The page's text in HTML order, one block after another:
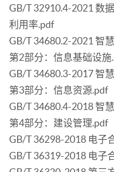
GB/T 32910.4-2021 数
利用率.pdf
GB/T 34680.2-2021 智
第2部分：信息基础设施
GB/T 34680.3-2017 智
第3部分：信息资源.pdf
GB/T 34680.4-2018 智
第4部分：建设管理.pdf
GB/T 36298-2018 电子
GB/T 36319-2018 电子